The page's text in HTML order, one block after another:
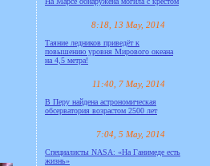
8:18, 13 May, 2014
Таяние ледников приведёт к
повышению уровня Мирового океана
на 4,5 метра!
11:40, 7 May, 2014
В Перу найдена астрономическая
обсерватория возрастом 2500 лет
7:04, 5 May, 2014
Специалисты NASA: «На Ганимеде есть
жизнь»